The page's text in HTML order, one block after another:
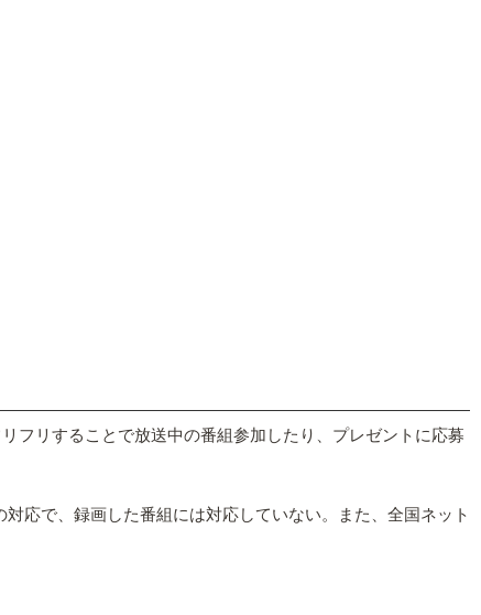
フリすることで放送中の番組参加したり、プレゼントに応募
応で、録画した番組には対応していない。また、全国ネット